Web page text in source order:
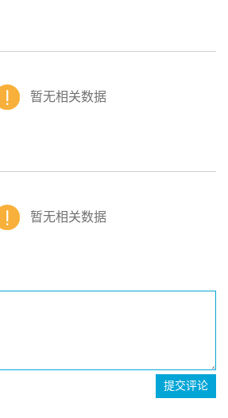
暂无相关数据
暂无相关数据
提交评论